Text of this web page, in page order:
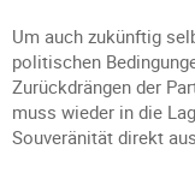
Um auch zukünftig
politischen
Zurückdrängen der
muss wieder in die
Souveränität direkt